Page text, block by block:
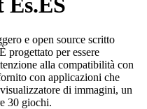
e open source scritto
progettato per essere
alla compatibilità con
con applicazioni che
di immagini, un
30 giochi.